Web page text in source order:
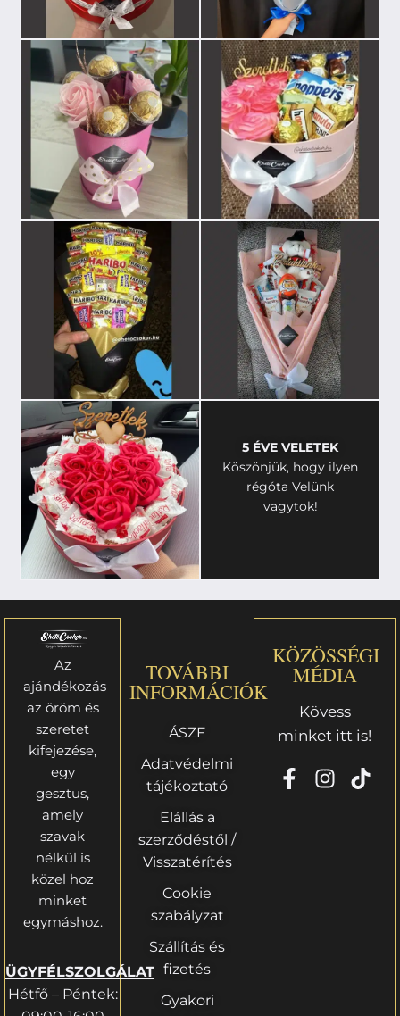
5 ÉVE VELETEK
Köszönjük, hogy ilyen
régóta Velünk
vagytok!
Az
ajándékozás
az öröm és
szeretet
kifejezése,
egy
gesztus,
amely
szavak
nélkül is
közel hoz
minket
egymáshoz.
ÜGYFÉLSZOLGÁLAT
Hétfő – Péntek:
TOVÁBBI
INFORMÁCIÓK
ÁSZF
Adatvédelmi
tájékoztató
Elállás a
szerződéstől /
Visszatérítés
Cookie
szabályzat
Szállítás és
fizetés
Gyakori
KÖZÖSSÉGI
MÉDIA
Kövess
minket itt is!